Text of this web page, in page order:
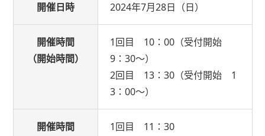
開催日時 2024年7月28日（日）
開催時間
（開始時間）
1回目 10：00（受付開始
9：30～）
2回目 13：30（受付開始 1
3：00～）
開催時間
1回目 11：30